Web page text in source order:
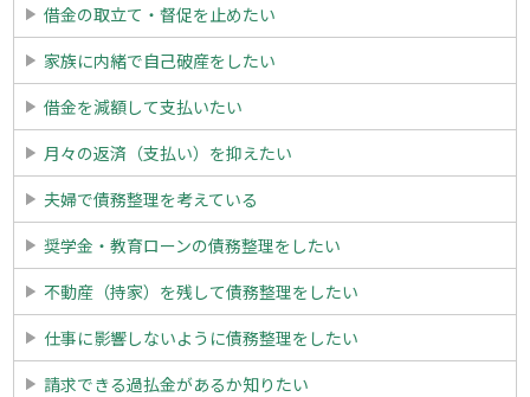
借金の取立て・督促を止めたい
家族に内緒で自己破産をしたい
借金を減額して支払いたい
月々の返済（支払い）を抑えたい
夫婦で債務整理を考えている
奨学金・教育ローンの債務整理をしたい
不動産（持家）を残して債務整理をしたい
仕事に影響しないように債務整理をしたい
請求できる過払金があるか知りたい